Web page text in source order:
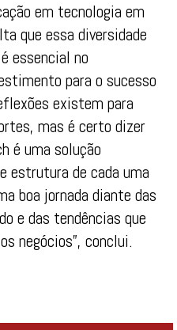
em tecnologia em
que essa diversidade
essencial no
para o sucesso
existem para
mas é certo dizer
é uma solução
estrutura de cada uma
boa jornada diante das
e das tendências que
negócios”, conclui.